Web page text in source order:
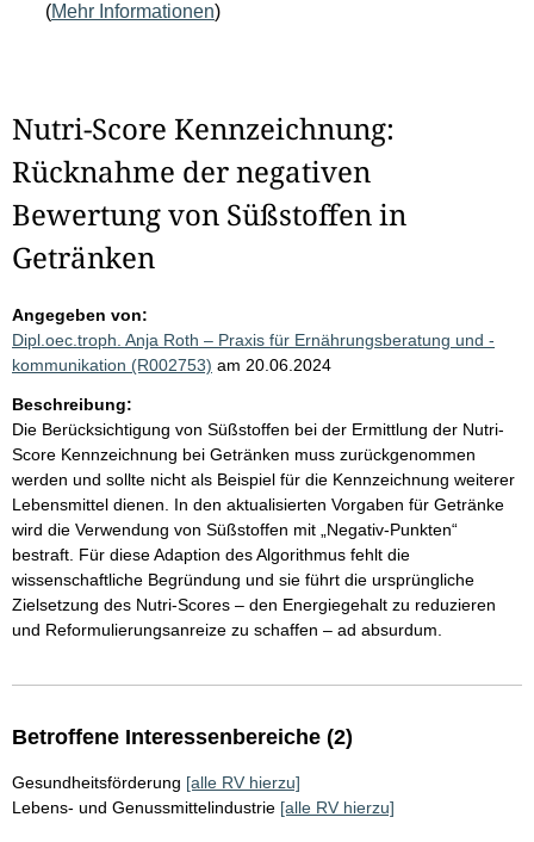
(Mehr Informationen)
Nutri-Score Kennzeichnung:
Rücknahme der negativen
Bewertung von Süßstoffen in
Getränken
Angegeben von:
Dipl.oec.troph. Anja Roth – Praxis für Ernährungsberatung und -
kommunikation (R002753) am 20.06.2024
Beschreibung:
Die Berücksichtigung von Süßstoffen bei der Ermittlung der Nutri-
Score Kennzeichnung bei Getränken muss zurückgenommen
werden und sollte nicht als Beispiel für die Kennzeichnung weiterer
Lebensmittel dienen. In den aktualisierten Vorgaben für Getränke
wird die Verwendung von Süßstoffen mit „Negativ-Punkten“
bestraft. Für diese Adaption des Algorithmus fehlt die
wissenschaftliche Begründung und sie führt die ursprüngliche
Zielsetzung des Nutri-Scores – den Energiegehalt zu reduzieren
und Reformulierungsanreize zu schaffen – ad absurdum.
Betroffene Interessenbereiche (2)
Gesundheitsförderung [alle RV hierzu]
Lebens- und Genussmittelindustrie [alle RV hierzu]